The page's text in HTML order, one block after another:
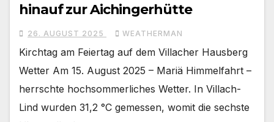
hinauf zur Aichingerhütte
26. AUGUST 2025 WEATHERMAN
Kirchtag am Feiertag auf dem Villacher Hausberg
Wetter Am 15. August 2025 – Mariä Himmelfahrt –
herrschte hochsommerliches Wetter. In Villach-
Lind wurden 31,2 °C gemessen, womit die sechste